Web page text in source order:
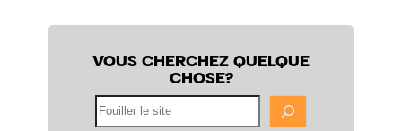
VOUS CHERCHEZ QUELQUE
CHOSE?
Fouiller